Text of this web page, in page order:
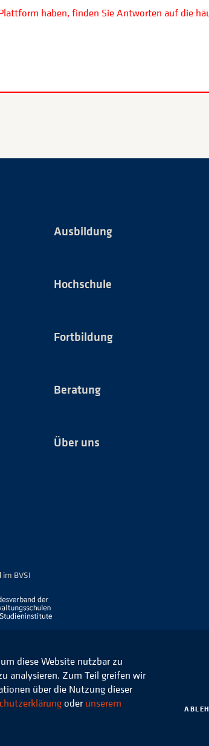
haben, finden Sie Antworten auf die
Ausbildung
Hochschule
Fortbildung
Beratung
Über uns
im BVSI
e.V. Datenschutz
diese Website nutzbar zu
analysieren. Zum Teil greifen wir
über die Nutzung dieser
oder unserem